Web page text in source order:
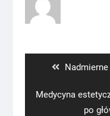
Previous
Next
Medycyna
po